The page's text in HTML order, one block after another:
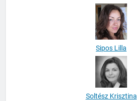
Sipos Lilla
Soltész Krisztina